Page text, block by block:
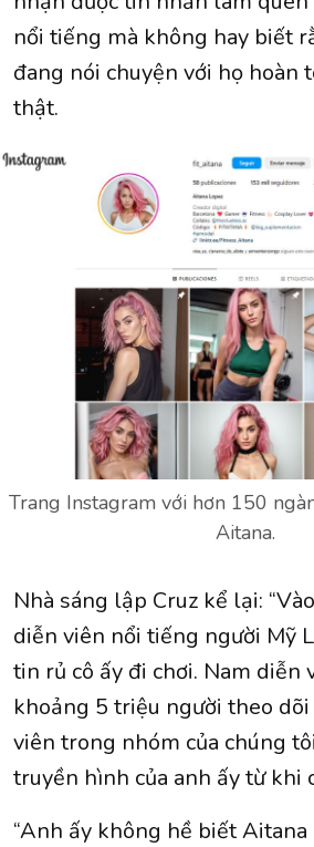
nổi tiếng mà không hay biết
đang nói chuyện với họ hoàn
thật.
Trang Instagram với hơn 150
Aitana.
Nhà sáng lập Cruz kể lại:
diễn viên nổi tiếng người Mỹ
tin rủ cô ấy đi chơi. Nam diễn
khoảng 5 triệu người theo
viên trong nhóm của chúng
truyền hình của anh ấy từ khi
“Anh ấy không hề biết Aitana